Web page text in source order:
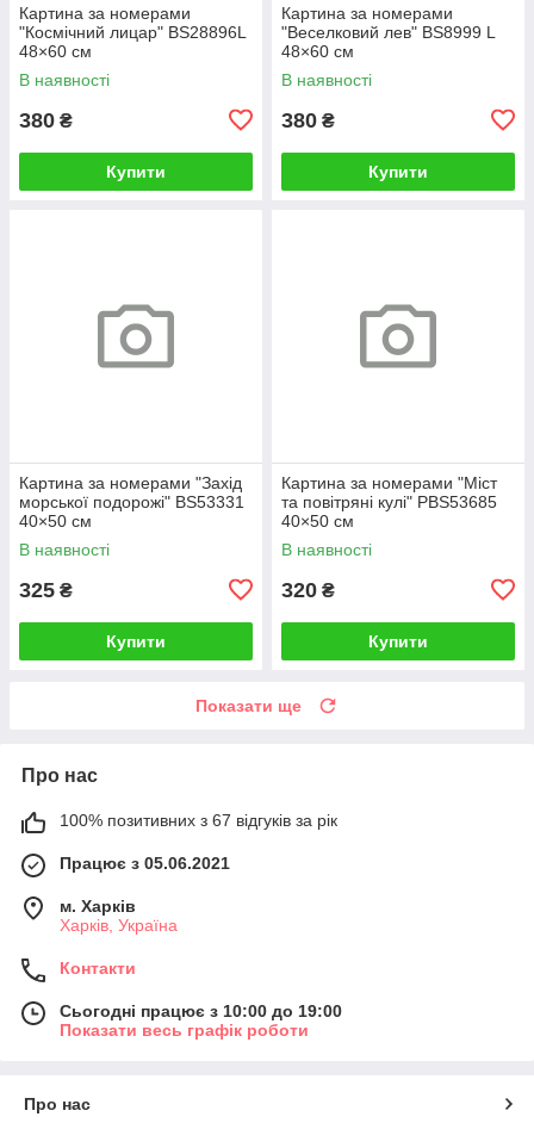
Картина за номерами
"Космічний лицар" BS28896L
48×60 см
В наявності
380 ₴
Купити
Картина за номерами
"Веселковий лев" BS8999 L
48×60 см
В наявності
380 ₴
Купити
Картина за номерами "Захід
морської подорожі" BS53331
40×50 см
В наявності
325 ₴
Купити
Картина за номерами "Міст
та повітряні кулі" PBS53685
40×50 см
В наявності
320 ₴
Купити
Показати ще
Про нас
100% позитивних з 67 відгуків за рік
Працює з 05.06.2021
м. Харків
Харків, Україна
Контакти
Сьогодні працює з 10:00 до 19:00
Показати весь графік роботи
Про нас